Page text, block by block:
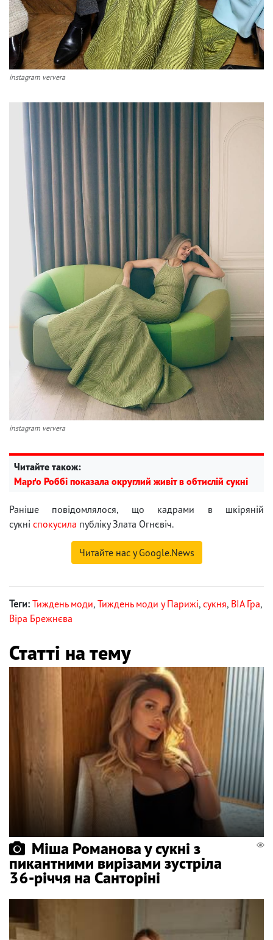
instagram ververa
instagram ververa
Читайте також:
Марґо Роббі показала округлий живіт в обтислій сукні
Раніше повідомлялося, що кадрами в шкіряній
сукні спокусила публіку Злата Огнєвіч.
Читайте нас у Google.News
Теги: Тиждень моди, Тиждень моди у Парижі, сукня, ВІА Гра,
Віра Брежнєва
Статті на тему
Міша Романова у сукні з
пикантними вирізами зустріла
36-річчя на Санторіні